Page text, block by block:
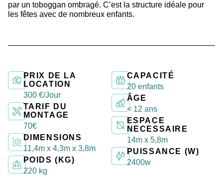
par un toboggan ombragé. C’est la structure idéale pour
les fêtes avec de nombreux enfants.
PRIX DE LA
LOCATION
300 €/Jour
TARIF DU
MONTAGE
70€
DIMENSIONS
11,4m x 4,3m x 3,8m
POIDS (KG)
220 kg
CAPACITÉ
20 enfants
ÂGE
< 12 ans
ESPACE
NECESSAIRE
14m x 5,8m
PUISSANCE (W)
2400w